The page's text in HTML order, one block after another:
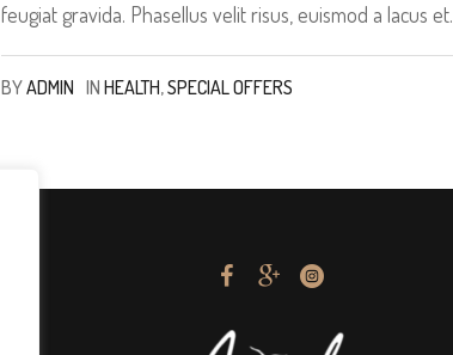
feugiat gravida. Phasellus velit risus, euismod a lacus et.
BYADMIN INHEALTH,SPECIAL OFFERS